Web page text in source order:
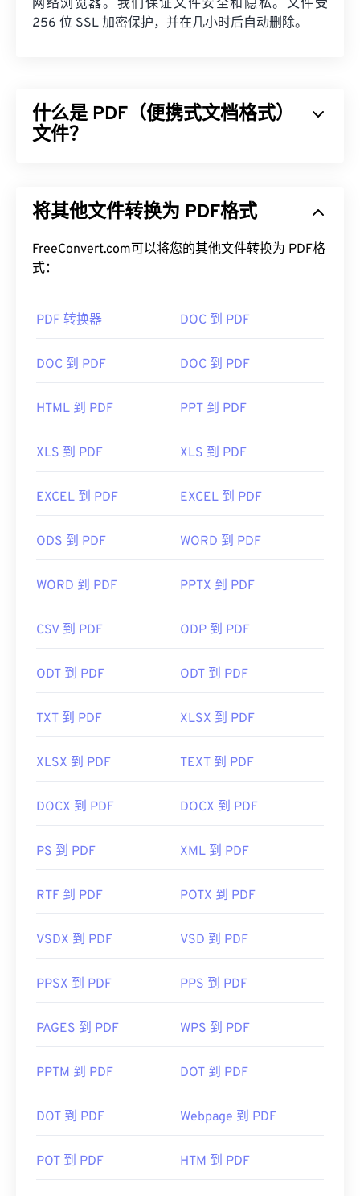
网络浏览器。我们保证文件安全和隐私。文件受
256 位 SSL 加密保护，并在几小时后自动删除。
什么是 PDF（便携式文档格式）
文件？
之一。PDF 之所以如此受欢迎，是因为它可以保留
都始终保持一致。
大多数人需要打开 PDF 时都会直接使用
无疑是市面上最受欢迎
的免费 PDF 阅读器
你可能永远不需要或不想使用的功能。
以自动打开 PDF 文件。您可能需要也可能不需要插
如果您需要更多功能，我强烈推荐SumatraPDF
开发者：
首次发布：1993年6月15日
https://en.wikipedia.org/wiki/
adobe/about-adobe-pdf.html
将其他文件转换为 PDF格式
FreeConvert.com可以将您的其他文件转换为 PDF格
式：
PDF 转换器 DOC 到 PDF
DOC 到 PDF DOC 到 PDF
HTML 到 PDF PPT 到 PDF
XLS 到 PDF XLS 到 PDF
EXCEL 到 PDF EXCEL 到 PDF
ODS 到 PDF WORD 到 PDF
WORD 到 PDF PPTX 到 PDF
CSV 到 PDF ODP 到 PDF
ODT 到 PDF ODT 到 PDF
TXT 到 PDF XLSX 到 PDF
XLSX 到 PDF TEXT 到 PDF
DOCX 到 PDF DOCX 到 PDF
PS 到 PDF XML 到 PDF
RTF 到 PDF POTX 到 PDF
VSDX 到 PDF VSD 到 PDF
PPSX 到 PDF PPS 到 PDF
PAGES 到 PDF WPS 到 PDF
PPTM 到 PDF DOT 到 PDF
DOT 到 PDF Webpage 到 PDF
POT 到 PDF HTM 到 PDF